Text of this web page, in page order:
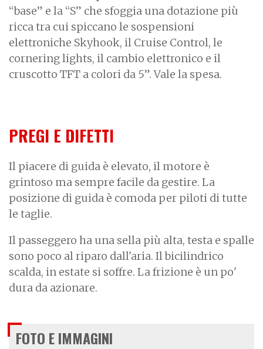
“base” e la “S” che sfoggia una dotazione più
ricca tra cui spiccano le sospensioni
elettroniche Skyhook, il Cruise Control, le
cornering lights, il cambio elettronico e il
cruscotto TFT a colori da 5”. Vale la spesa.
PREGI E DIFETTI
Il piacere di guida è elevato, il motore è
grintoso ma sempre facile da gestire. La
posizione di guida è comoda per piloti di tutte
le taglie.
Il passeggero ha una sella più alta, testa e spalle
sono poco al riparo dall'aria. Il bicilindrico
scalda, in estate si soffre. La frizione è un po'
dura da azionare.
FOTO E IMMAGINI